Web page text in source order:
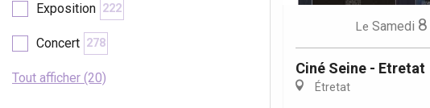
Exposition 222
Concert 278
Tout afficher (20)
Le Samedi 8
Ciné Seine - Etretat
Étretat